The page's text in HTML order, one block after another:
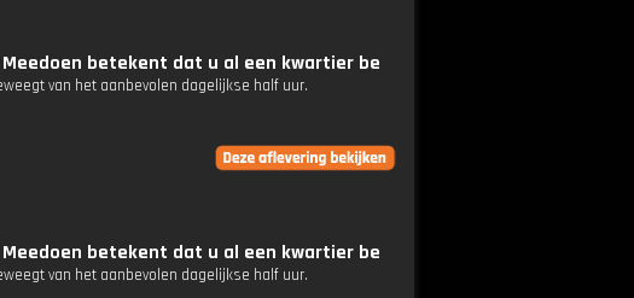
betekent dat u al een kwartier be
van het aanbevolen dagelijkse half uur.
betekent dat u al een kwartier be
van het aanbevolen dagelijkse half uur.